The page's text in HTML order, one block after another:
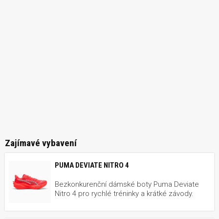
Zajímavé vybavení
PUMA DEVIATE NITRO 4
Bezkonkurenční dámské boty Puma Deviate
Nitro 4 pro rychlé tréninky a krátké závody.